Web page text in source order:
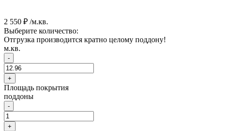
2 550 ₽ /м.кв.
Выберите количество:
Отгрузка производится кратно целому поддону!
м.кв.
-
+
Площадь покрытия
поддоны
-
+